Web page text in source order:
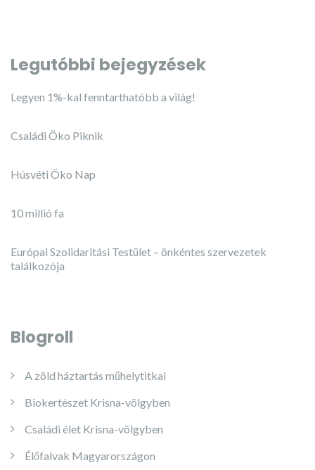
Legutóbbi bejegyzések
Legyen 1%-kal fenntarthatóbb a világ!
Családi Öko Piknik
Húsvéti Öko Nap
10 millió fa
Európai Szolidaritási Testület – önkéntes szervezetek
találkozója
Blogroll
A zöld háztartás műhelytitkai
Biokertészet Krisna-völgyben
Családi élet Krisna-völgyben
Élőfalvak Magyarországon